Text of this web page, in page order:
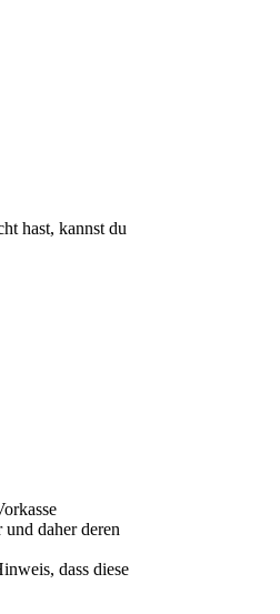
hast, kannst du
daher deren
dass diese